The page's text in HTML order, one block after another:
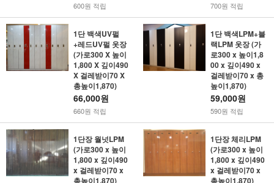
600원 적립 700원 적립
1단 백색UV펄
+레드UV펄 옷장
(가로300 X 높이
1,800 X 깊이490
X 걸레받이70 X
총높이1,870)
66,000원
660원 적립
1단 백색LPM+블
랙LPM 옷장 (가
로300 x 높이1,8
00 x 깊이490 x
걸레받이70 x 총
높이1,870)
59,000원
590원 적립
1단장 월넛LPM
(가로300 x 높이
1,800 x 깊이490
x 걸레받이70 x
1단장 체리LPM
(가로300 x 높이
1,800 x 깊이490
x 걸레받이70 x